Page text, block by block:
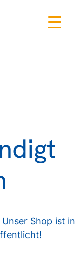
Shop ist in